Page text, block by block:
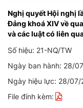
Nghị quyết Hội nghị
Đảng khoá XIV về
và các luật có liên
Số hiệu: 21-NQ/TW
Ngày ban hành: 28/
Ngày hiệu lực: 28/07/
File đính kèm: